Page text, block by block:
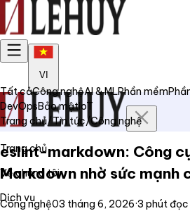
VI
Trang chủ
Về chúng tôi
Dịch vụ
Tất cảCông nghệAI & MLPhần mềm
DevOpsBảo mậtIoT
Trang chủ/Tin tức/Công nghệ
eslint-markdown: Công
Markdown nhờ sức mạnh
Công nghệ03 tháng 6, 2026·3 phút đọc